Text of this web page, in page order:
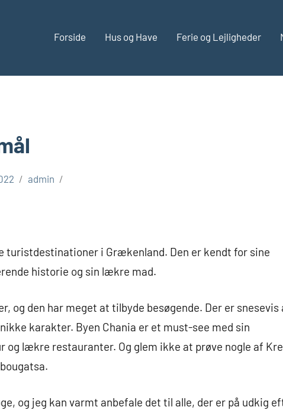
Forside Hus og Have Ferie og Lejligheder
admin
turistdestinationer i Grækenland. Den er kendt for sine
historie og sin lækre mad.
og den har meget at tilbyde besøgende. Der er snesevis
karakter. Byen Chania er et must-see med sin
lækre restauranter. Og glem ikke at prøve nogle af
og jeg kan varmt anbefale det til alle, der er på udkig